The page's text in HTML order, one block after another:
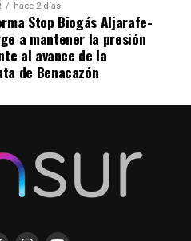
hace 2 días
Stop Biogás Aljarafe-
a mantener la presión
al avance de la
de Benacazón